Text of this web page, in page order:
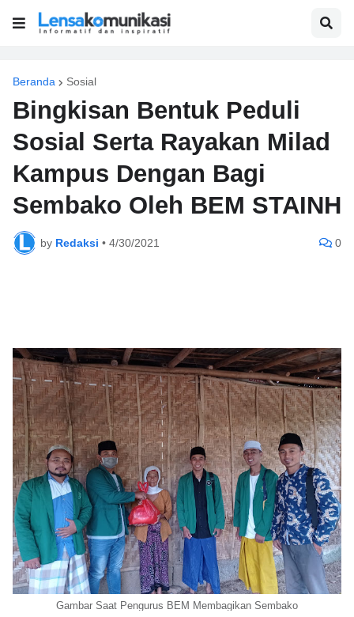
Beranda Sosial
Bingkisan Bentuk Peduli
Sosial Serta Rayakan Milad
Kampus Dengan Bagi
Sembako Oleh BEM STAINH
by Redaksi • 4/30/2021 0
Gambar Saat Pengurus BEM Membagikan Sembako